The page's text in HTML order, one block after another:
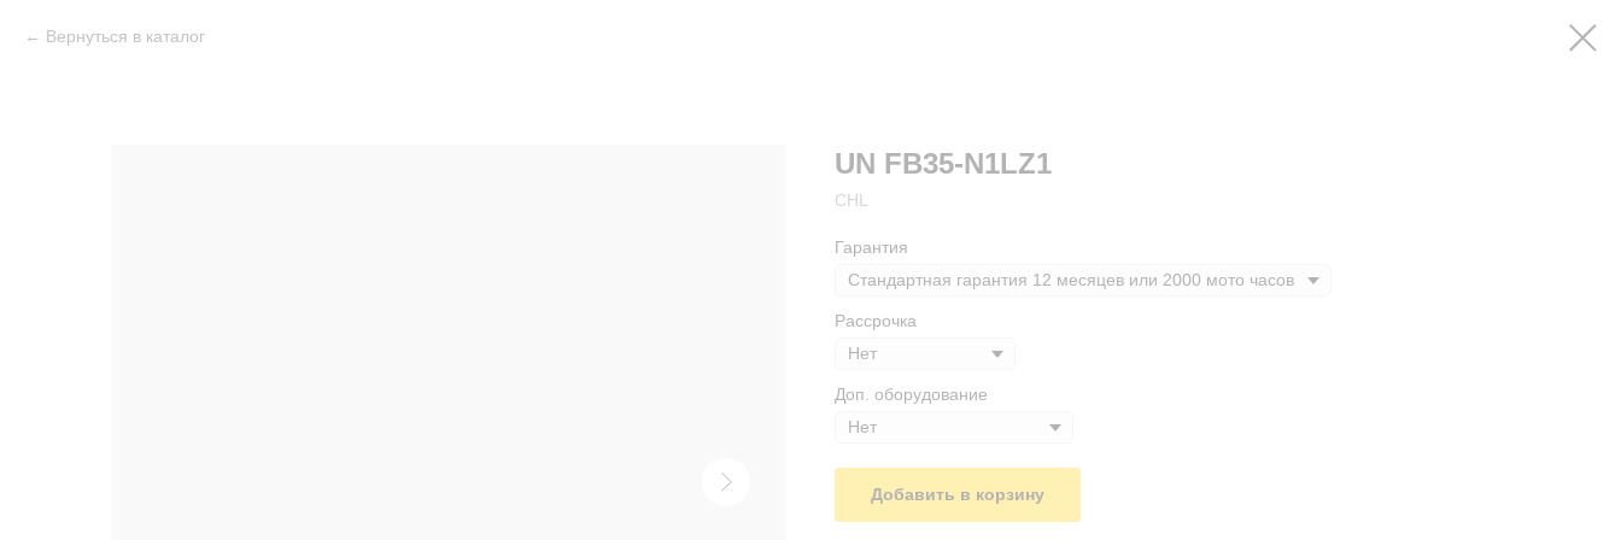
Вернуться в каталог
UN FB35-N1LZ1
CHL
Гарантия
Рассрочка
Доп. оборудование
Добавить в корзину